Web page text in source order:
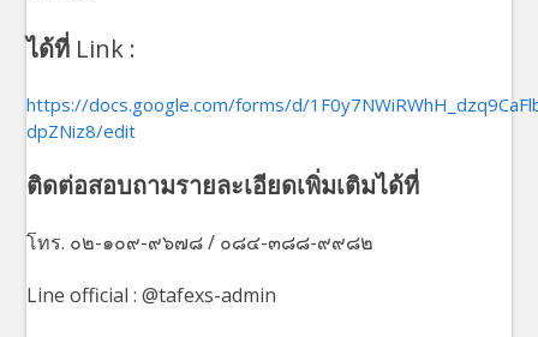
ได้ที่ Link :
https://docs.google.com/forms/d/
dpZNiz8/edit
ติดต่อสอบถามรายละเอียดเพิ่มเติมได้ที่
โทร. ๐๒-๑๐๙-๙๖๗๘ / ๐๘๔-๓๘๘-๙๙๘๒
Line official : @tafexs-admin